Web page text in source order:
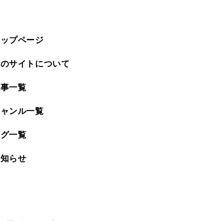
プページ
サイトについて
一覧
ンル一覧
一覧
らせ